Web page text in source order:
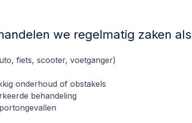
we regelmatig zaken
fiets, scooter, voetganger)
onderhoud of obstakels
behandeling